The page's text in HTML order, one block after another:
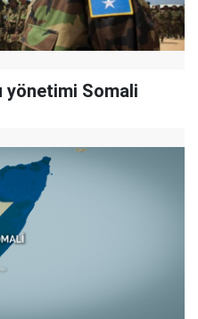
yönetimi Somali